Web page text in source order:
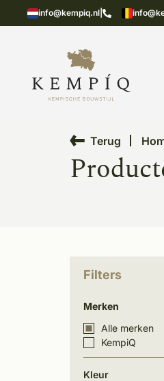
info@kempiq.nl
in Kesteren
Terug
Filters
Merken
Alle merken
KempiQ
Kleur